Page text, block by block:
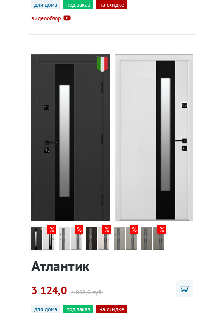
для дома под заказ
на скидке
видеообзор
Атлантик
3 124,0 4 082,0 руб.
для дома под заказ
на скидке